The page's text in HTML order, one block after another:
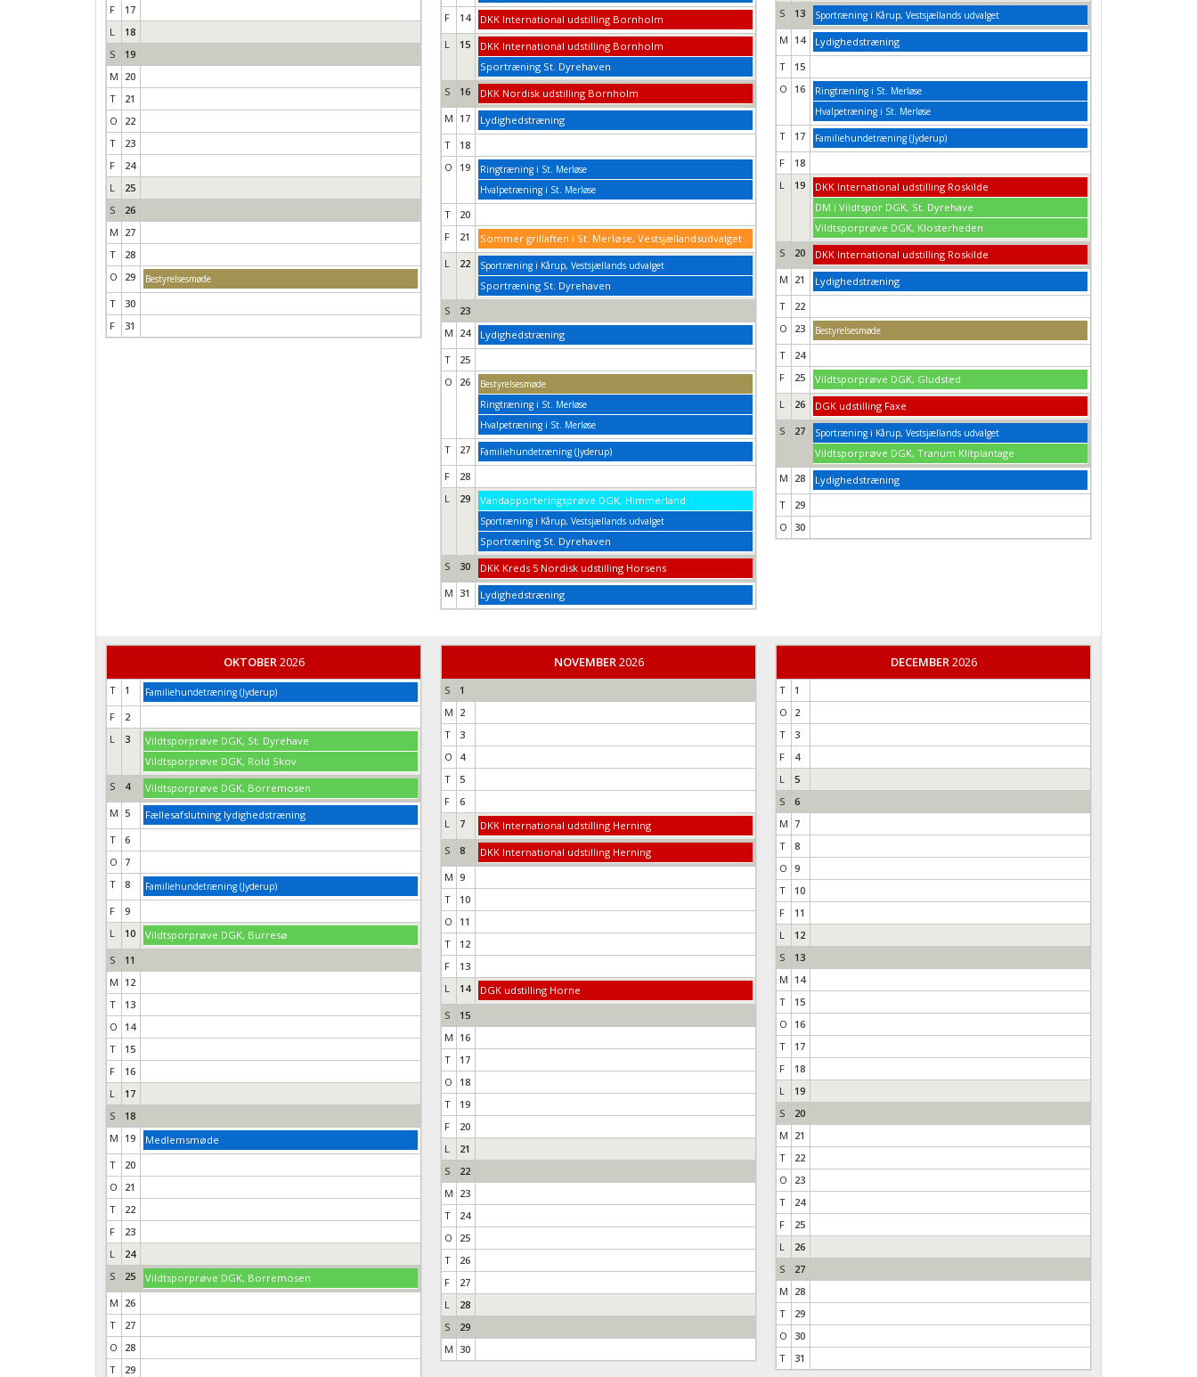
F
17
L
18
S
19
M 20
T
21
O
22
T
23
F
24
L
25
S
26
M 27
T
28
O
29 Bestyrelsesmøde
T
30
F
31
F
14
DKK International udstilling Bornholm
L
15
DKK International udstilling Bornholm
Sportræning St. Dyrehaven
S
16
DKK Nordisk udstilling Bornholm
M 17
Lydighedstræning
T
18
O
19
Ringtræning i St. Merløse
Hvalpetræning i St. Merløse
T
20
F
21
Sommer grillaften i St. Merløse, Vestsjællandsudvalget
L
22 Sportræning i Kårup, Vestsjællands udvalget
Sportræning St. Dyrehaven
S
23
M 24
Lydighedstræning
T
25
O
26
Bestyrelsesmøde
Ringtræning i St. Merløse
Hvalpetræning i St. Merløse
T 27 Familiehundetræning (Jyderup)
F
28
L
29 Vandapporteringsprøve DGK, Himmerland
Sportræning i Kårup, Vestsjællands udvalget
Sportræning St. Dyrehaven
S
30
DKK Kreds 5 Nordisk udstilling Horsens
M 31 Lydighedstræning
S
13 Sportræning i Kårup, Vestsjællands udvalget
M 14
Lydighedstræning
T
15
O
16
Ringtræning i St. Merløse
Hvalpetræning i St. Merløse
T 17 Familiehundetræning (Jyderup)
F
18
L
19
DKK International udstilling Roskilde
DM i Vildtspor DGK, St. Dyrehave
Vildtsporprøve DGK, Klosterheden
S
20
DKK International udstilling Roskilde
M 21
Lydighedstræning
T
22
O
23 Bestyrelsesmøde
T
24
F
25
Vildtsporprøve DGK, Gludsted
L
26
DGK udstilling Faxe
S
27 Sportræning i Kårup, Vestsjællands udvalget
Vildtsporprøve DGK, Tranum Klitplantage
M 28
Lydighedstræning
T
29
O 30
OKTOBER2026
T 1 Familiehundetræning (Jyderup)
F
2
L
3
Vildtsporprøve DGK, St. Dyrehave
Vildtsporprøve DGK, Rold Skov
S
4
Vildtsporprøve DGK, Borremosen
M 5
Fællesafslutning lydighedstræning
T
6
O
7
T
8 Familiehundetræning (Jyderup)
F
9
L
10
Vildtsporprøve DGK, Burresø
S
11
M 12
T
13
O
14
T
15
F
16
L
17
S
18
M 19
Medlemsmøde
T
20
O
21
T
22
F
23
L
24
S
25
Vildtsporprøve DGK, Borremosen
M 26
T
27
O
28
T
29
NOVEMBER2026
S
1
M 2
T
3
O
4
T
5
F
6
L
7
DKK International udstilling Herning
S
8
DKK International udstilling Herning
M 9
T
10
O
11
T
12
F
13
L
14
DGK udstilling Horne
S
15
M 16
T
17
O
18
T
19
F
20
L
21
S
22
M 23
T
24
O
25
T
26
F
27
L
28
S
29
M 30
DECEMBER2026
T
1
O
2
T
3
F
4
L
5
S
6
M 7
T
8
O 9
T
10
F
11
L
12
S
13
M 14
T
15
O
16
T
17
F
18
L
19
S
20
M 21
T
22
O
23
T
24
F
25
L
26
S
27
M 28
T
29
O 30
T
31